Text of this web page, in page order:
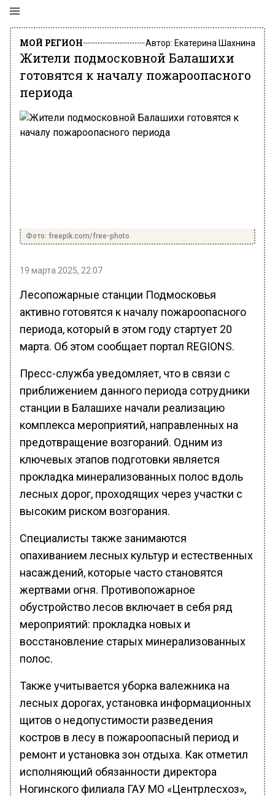
МОЙ РЕГИОН Автор: Екатерина Шахнина
Жители подмосковной Балашихи
готовятся к началу пожароопасного
периода
Фото: freepik.com/free-photo
19 марта 2025, 22:07
Лесопожарные станции Подмосковья
активно готовятся к началу пожароопасного
периода, который в этом году стартует 20
марта. Об этом сообщает портал REGIONS.
Пресс-служба уведомляет, что в связи с
приближением данного периода сотрудники
станции в Балашихе начали реализацию
комплекса мероприятий, направленных на
предотвращение возгораний. Одним из
ключевых этапов подготовки является
прокладка минерализованных полос вдоль
лесных дорог, проходящих через участки с
высоким риском возгорания.
Специалисты также занимаются
опахиванием лесных культур и естественных
насаждений, которые часто становятся
жертвами огня. Противопожарное
обустройство лесов включает в себя ряд
мероприятий: прокладка новых и
восстановление старых минерализованных
полос.
Также учитывается уборка валежника на
лесных дорогах, установка информационных
щитов о недопустимости разведения
костров в лесу в пожароопасный период и
ремонт и установка зон отдыха. Как отметил
исполняющий обязанности директора
Ногинского филиала ГАУ МО «Центрлесхоз»,